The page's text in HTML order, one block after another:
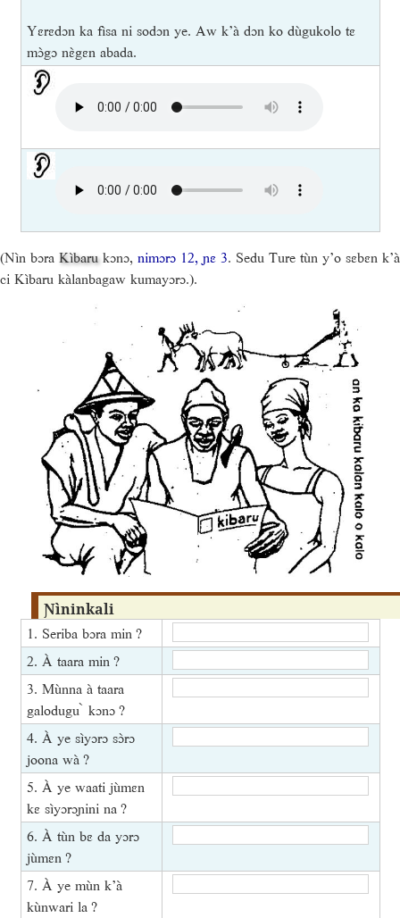
Yɛrɛdɔn ka fìsa ni sodɔn ye. Aw k’à dɔn ko dùgukolo tɛ
mɔ̀gɔ nɛ̀gɛn abada.
(Nìn bɔra Kìbarukɔnɔ, nimɔrɔ 12, ɲɛ 3. Sedu Ture tùn y’o sɛbɛn k’à
ci Kìbaru kàlanbagaw kumayɔrɔ.).
Ɲìninkali
1. Seriba bɔra min ?
2. À taara min ?
3. Mùnna à taara
galodugu ̀ kɔnɔ ?
4. À ye sìyɔrɔ sɔ̀rɔ
joona wà ?
5. À ye waati jùmɛn
kɛ sìyɔrɔɲini na ?
6. À tùn bɛ da yɔrɔ
jùmɛn ?
7. À ye mùn k’à
kùnwari la ?